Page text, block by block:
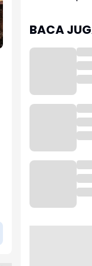
BACA